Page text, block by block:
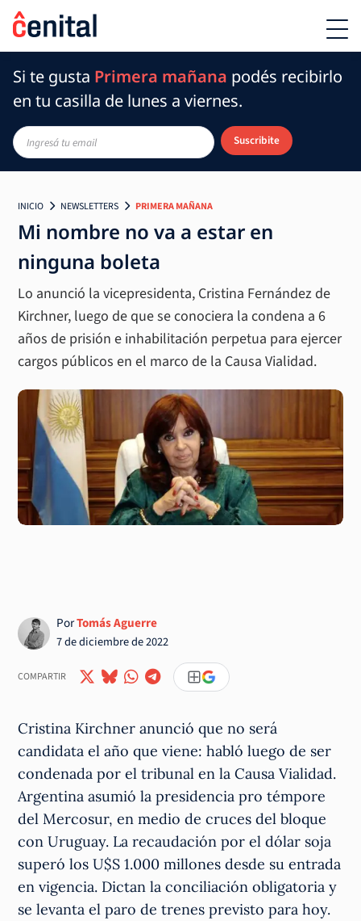
Si te gusta Primera mañana podés recibirlo
en tu casilla de lunes a viernes.
Suscribite
INICIO NEWSLETTERS PRIMERA MAÑANA
Mi nombre no va a estar en
ninguna boleta
Lo anunció la vicepresidenta, Cristina Fernández de
Kirchner, luego de que se conociera la condena a 6
años de prisión e inhabilitación perpetua para ejercer
cargos públicos en el marco de la Causa Vialidad.
PorTomás Aguerre
7 de diciembre de 2022
COMPARTIR
Cristina Kirchner anunció que no será
candidata el año que viene: habló luego de ser
condenada por el tribunal en la Causa Vialidad.
Argentina asumió la presidencia pro témpore
del Mercosur, en medio de cruces del bloque
con Uruguay. La recaudación por el dólar soja
superó los U$S 1.000 millones desde su entrada
en vigencia. Dictan la conciliación obligatoria y
se levanta el paro de trenes previsto para hoy.